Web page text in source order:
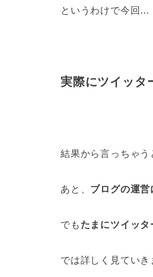
というわけで今回…
実際にツイッタ
結果から言っちゃう
あと、 ブログの運営
でも たまにツイッ
では詳しく見ていき